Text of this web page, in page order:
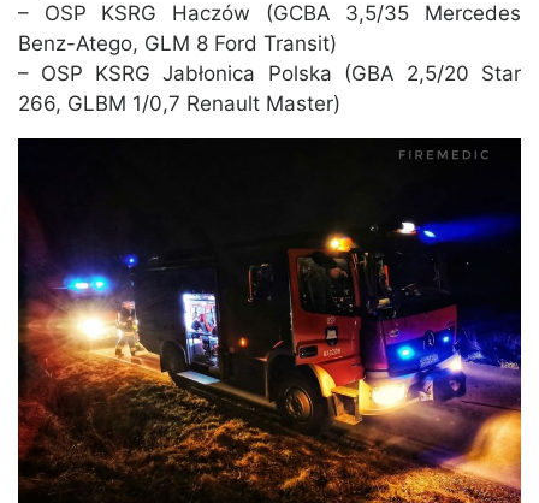
– OSP KSRG Haczów (GCBA 3,5/35 Mercedes
Benz-Atego, GLM 8 Ford Transit)
– OSP KSRG Jabłonica Polska (GBA 2,5/20 Star
266, GLBM 1/0,7 Renault Master)